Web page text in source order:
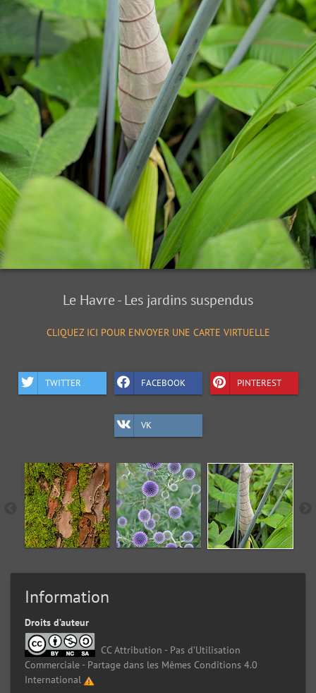
Le Havre - Les jardins suspendus
CLIQUEZ ICI POUR ENVOYER UNE CARTE VIRTUELLE
TWITTER FACEBOOK PINTEREST
VK
Information
Droits d’auteur
CC Attribution - Pas d’Utilisation
Commerciale - Partage dans les Mêmes Conditions 4.0
International